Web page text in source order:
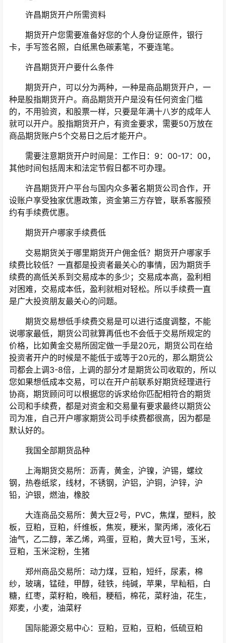
许昌期货开户所需资料
期货开户您需要准备好您的个人身份证原件，银行
卡，手写签名照，白纸黑色碳素笔，不要连笔。
许昌期货开户要什么条件
期货开户，可以分为两种，一种是商品期货开户，一
种是股指期货开户。商品期货开户是没有任何资金门槛
的，不用验资，和股票一样，只要是年满十八岁的成年人
就可以开户。股指期货开户，有资金要求，需要50万放在
商品期货账户5个交易日之后才能开户。
需要注意期货开户时间是：工作日：9：00-17：00，
其他时间包括周末和法定节假日都不可办理。
许昌期货开户平台与国内众多著名期货公司合作，开
设账户享受独家优惠政策，资金第三方存管，联系客服预
约有手续费优惠。
期货开户哪家手续费低
交易期货关于哪里期货开户佣金低？期货开户哪家手
续费比较低？一直都是投资者最关心的事情，因为期货手
续费的高低关系到交易成本的多少；交易成本高，盈利相
对困难，交易成本低，盈利就相对轻松。所以手续费一直
是广大投资朋友最关心的问题。
期货交易想低手续费交易是可以进行适度调整，不能
说哪家最低，期货公司就算再低也不会低于交易所规定的
价格，比如黄金交易所固定做一手是20元，期货公司在给
投资者开户的时候是不能低于或等于20元的，那么期货公
司都会上调3-8倍，上调的部分才是期货公司收取的，所以
您如果想低成本交易，可以在开户前联系好期货经理进行
协商，期货顾问可以根据您的诉求给你匹配相符合的期货
公司和手续费，都是对资金和交易量有要求最终以期货公
司为准，自己开户哪家期货公司手续费都很高，因为都是
默认好的。
我国全部期货品种
上海期货交易所：沥青，黄金，沪镍，沪锡，螺纹
钢，热卷纸浆，线材，不锈钢，沪铝，沪铜，沪锌，沪
铅，沪银，燃油，橡胶
大连商品交易所：黄大豆2号，PVC，焦煤，塑料，胶
板，豆粕，豆粕，纤维板，焦炭，粳米，聚丙烯，液化石
油气，乙二醇，苯乙烯，鸡蛋，豆粕，黄大豆1号，玉米，
豆粕，玉米淀粉，生猪
郑州商品交易所：动力煤，豆粕，短纤，尿素，棉
纱，玻璃，锰硅，甲醇，硅铁，纯碱，苹果，早籼稻，白
糖，红枣，菜籽粕，晚稻，粳稻，棉花，菜籽油，花生，
郑麦，小麦，油菜籽
国际能源交易中心：豆粕，豆粕，豆粕，低硫豆粕